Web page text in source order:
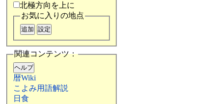
北極方向を上に
お気に入りの地点
関連コンテンツ：
暦Wiki
こよみ用語解説
日食